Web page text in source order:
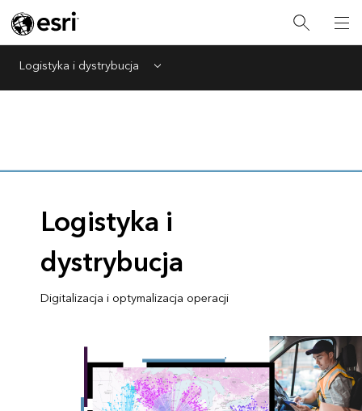
Logistyka i dystrybucja Menu
Logistyka i
dystrybucja
Digitalizacja i optymalizacja operacji